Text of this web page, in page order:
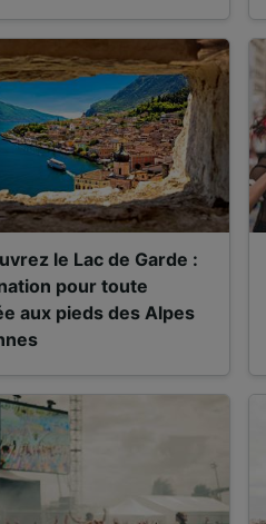
le Lac de Garde :
pour toute
aux pieds des Alpes